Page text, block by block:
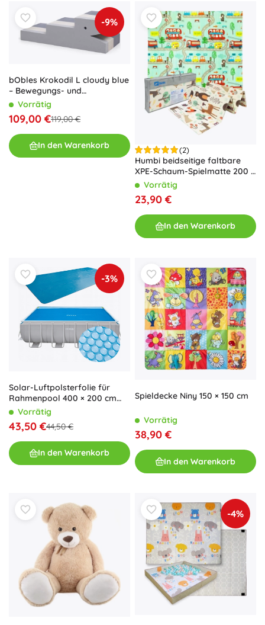
-9%
bObles Krokodil L cloudy blue
– Bewegungs- und
sensorisches Balance-
Vorrätig
109,00 €119,00 €
In den Warenkorb (2)
Humbi beidseitige faltbare
XPE-Schaum-Spielmatte 200 ×
180 × 1 cm Wald und Straßen
Vorrätig
23,90 €
In den Warenkorb
-3%
Solar-Luftpolsterfolie für
Rahmenpool 400 × 200 cm
IntexVorrätig
43,50 €44,50 €
In den Warenkorb
Spieldecke Niny 150 × 150 cm
Vorrätig
38,90 €
In den Warenkorb
-4%